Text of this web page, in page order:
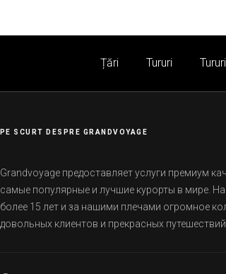
Țări Tururi
PE SCURT DESPRE GRANDVOYAGE
Grandvoyage предоставляет услуги премиум
самые популярные и лучшие курорты в мире.
более 15 лет и за нашими плечами огромное
довольных клиентов и прекрасных путешествий.